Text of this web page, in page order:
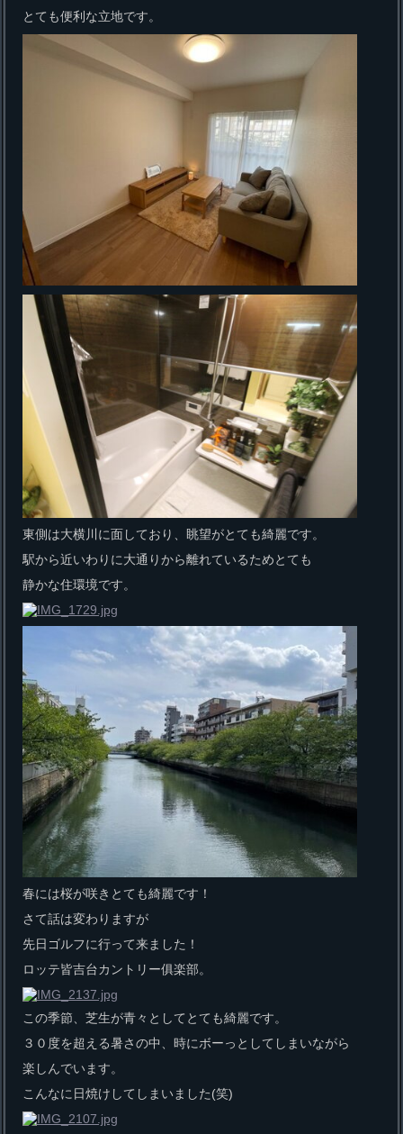
とても便利な立地です。
東側は大横川に面しており、眺望がとても綺麗です。
駅から近いわりに大通りから離れているためとても
静かな住環境です。
春には桜が咲きとても綺麗です！
さて話は変わりますが
先日ゴルフに行って来ました！
ロッテ皆吉台カントリー俱楽部。
この季節、芝生が青々としてとても綺麗です。
３０度を超える暑さの中、時にボーっとしてしまいながら
楽しんでいます。
こんなに日焼けしてしまいました(笑)